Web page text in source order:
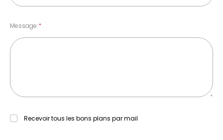
Message
Recevoir tous les bons plans par mail